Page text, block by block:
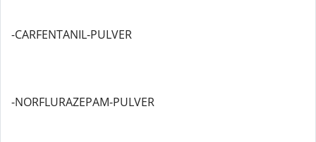
-CARFENTANIL-PULVER
-NORFLURAZEPAM-PULVER